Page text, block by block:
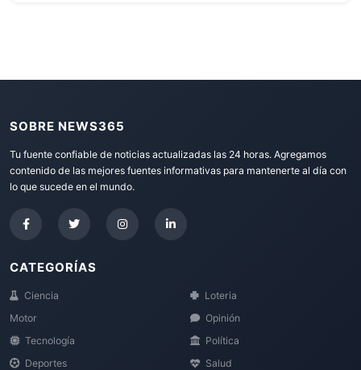
SOBRE NEWS365
Tu fuente confiable de noticias actualizadas las 24 horas. Agregamos
contenido de las mejores fuentes informativas para mantenerte al día con
lo que sucede en el mundo.
CATEGORÍAS
Ciencia
Motor
Tecnología
Deportes
Loteria
Opinión
Política
Salud